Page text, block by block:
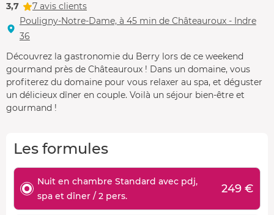
3,7
7 avis clients
Pouligny-Notre-Dame, à 45 min de Châteauroux - Indre
36
Découvrez la gastronomie du Berry lors de ce weekend
gourmand près de Châteauroux ! Dans un domaine, vous
profiterez du domaine pour vous relaxer au spa, et déguster
un délicieux dîner en couple. Voilà un séjour bien-être et
gourmand !
Les formules
Nuit en chambre Standard avec pdj,
spa et dîner / 2 pers.
249 €